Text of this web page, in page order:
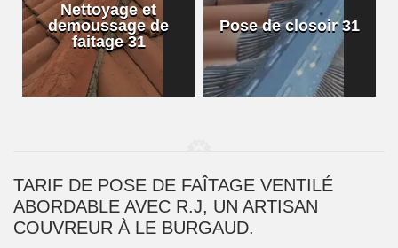
Nettoyage et
demoussage de
faitage 31
Pose de closoir 31
TARIF DE POSE DE FAÎTAGE VENTILÉ
ABORDABLE AVEC R.J, UN ARTISAN
COUVREUR À LE BURGAUD.